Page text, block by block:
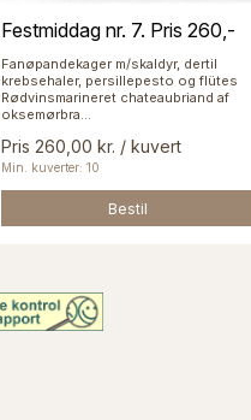
Festmiddag nr. 7. Pris 260,-
Fanøpandekager m/skaldyr, dertil
krebsehaler, persillepesto og flütes
Rødvinsmarineret chateaubriand af
oksemørbra...
Pris 260,00 kr. / kuvert
Min. kuverter: 10
Bestil